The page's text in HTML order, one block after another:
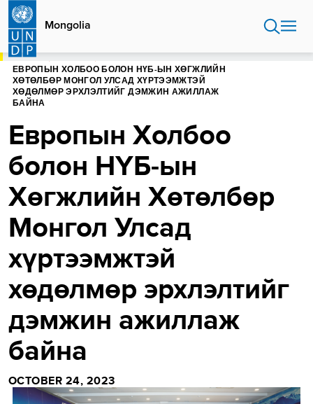
Skip
main
content
Mongolia
ЭХЛЭЛ
ЕВРОПЫН ХОЛБОО БОЛОН НҮБ-ЫН ХӨГЖЛИЙН
ХӨТӨЛБӨР МОНГОЛ УЛСАД ХҮРТЭЭМЖТЭЙ
ХӨДӨЛМӨР ЭРХЛЭЛТИЙГ ДЭМЖИН АЖИЛЛАЖ
БАЙНА
Европын Холбоо
болон НҮБ-ын
Хөгжлийн Хөтөлбөр
Монгол Улсад
хүртээмжтэй
хөдөлмөр эрхлэлтийг
дэмжин ажиллаж
байна
OCTOBER 24, 2023